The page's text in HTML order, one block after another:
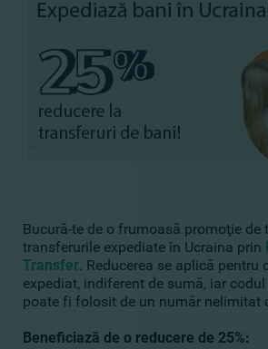
Bucură-te de o frumoasă promoţie de
transferurile expediate în Ucraina prin
Transfer. Reducerea se aplică pentru
expediat, indiferent de sumă, iar
poate fi folosit de un număr nelimitat
Beneficiază de o reducere de 25%: